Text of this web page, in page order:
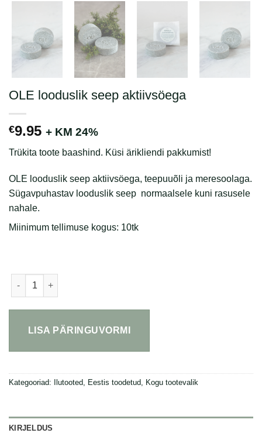
OLE looduslik seep aktiivsöega
€9.95 + KM 24%
Trükita toote baashind. Küsi ärikliendi pakkumist!
OLE looduslik seep aktiivsöega, teepuuõli ja meresoolaga.
Sügavpuhastav looduslik seep normaalsele kuni rasusele
nahale.
Miinimum tellimuse kogus: 10tk
LISA PÄRINGUVORMI
Kategooriad: Ilutooted Eestis toodetud Kogu tootevalik
KIRJELDUS